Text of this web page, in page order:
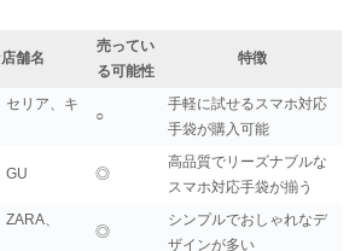
舗名
売ってい
る可能性
特徴
セリア、キ
○
手軽に試せるスマホ対応
手袋が購入可能
GU ◎
高品質でリーズナブルな
スマホ対応手袋が揃う
、
◎
シンプルでおしゃれなデ
ザインが多い